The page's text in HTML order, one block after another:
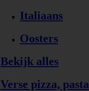
Italiaans
Oosters
Bekijk alles
Verse pizza, pasta